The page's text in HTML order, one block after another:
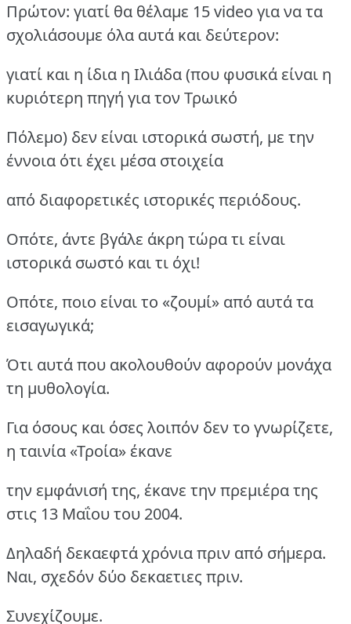
Πρώτον: γιατί θα θέλαμε 15 video για να τα
σχολιάσουμε όλα αυτά και δεύτερον:
γιατί και η ίδια η Ιλιάδα (που φυσικά είναι η
κυριότερη πηγή για τον Τρωικό
Πόλεμο) δεν είναι ιστορικά σωστή, με την
έννοια ότι έχει μέσα στοιχεία
από διαφορετικές ιστορικές περιόδους.
Οπότε, άντε βγάλε άκρη τώρα τι είναι
ιστορικά σωστό και τι όχι!
Οπότε, ποιο είναι το «ζουμί» από αυτά τα
εισαγωγικά;
Ότι αυτά που ακολουθούν αφορούν μονάχα
τη μυθολογία.
Για όσους και όσες λοιπόν δεν το γνωρίζετε,
η ταινία «Τροία» έκανε
την εμφάνισή της, έκανε την πρεμιέρα της
στις 13 Μαΐου του 2004.
Δηλαδή δεκαεφτά χρόνια πριν από σήμερα.
Ναι, σχεδόν δύο δεκαετιες πριν.
Συνεχίζουμε.